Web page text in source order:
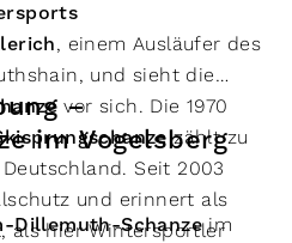
, einem Ausläufer des
und sieht die
vor sich. Die 1970
zählt zu
Seit 2003
und erinnert als
als hier Wintersportler
–
im Vogelsberg
Dillemuth-Schanzeim